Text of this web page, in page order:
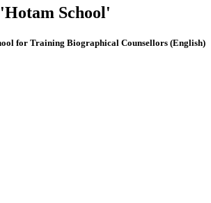
'Hotam School'
(English) Hotam School for Training Biographical Counsellors